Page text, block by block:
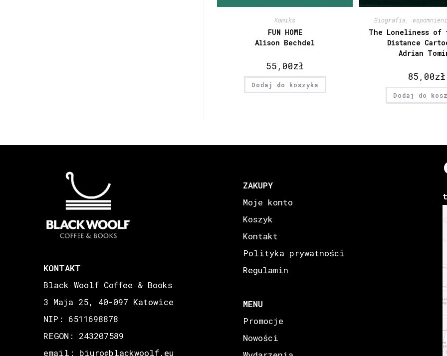
Komiks
FUN HOME
Alison Bechdel
55,00zł
Dodaj do koszyka
Biografia,
The Loneliness of
Distance
Adrian
85,00zł
Dodaj do
KONTAKT
Black Woolf Coffee & Books
3 Maja 25, 40-097 Katowice
NIP: 6511698878
REGON: 243207589
email: biuro@blackwoolf.eu
ZAKUPY
Moje konto
Koszyk
Kontakt
Polityka prywatności
Regulamin
MENU
Promocje
Nowości